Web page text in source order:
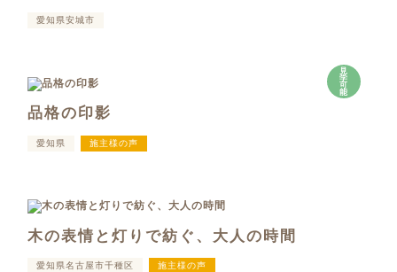
愛知県安城市
見
学
可
能
品格の印影
愛知県 施主様の声
木の表情と灯りで紡ぐ、大人の時間
愛知県名古屋市千種区 施主様の声